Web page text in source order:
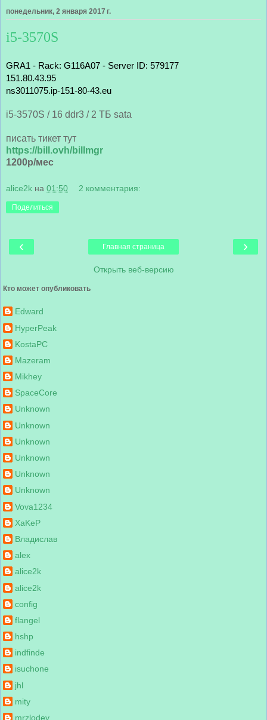
понедельник, 2 января 2017 г.
i5-3570S
GRA1 - Rack: G116A07 - Server ID: 579177
151.80.43.95
ns3011075.ip-151-80-43.eu
i5-3570S / 16 ddr3 / 2 ТБ sata
писать тикет тут
https://bill.ovh/billmgr
1200р/мес
alice2k на 01:50 2 комментария:
Поделиться
‹ ›
Главная страница
Открыть веб-версию
Кто может опубликовать
Edward
HyperPeak
KostaPC
Mazeram
Mikhey
SpaceCore
Unknown
Unknown
Unknown
Unknown
Unknown
Unknown
Vova1234
XaKeP
Владислав
alex
alice2k
alice2k
config
flangel
hshp
indfinde
isuchone
jhl
mity
mrzlodey